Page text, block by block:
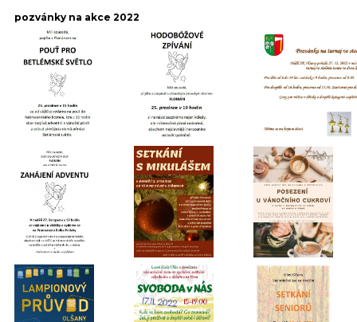
pozvánky na akce 2022